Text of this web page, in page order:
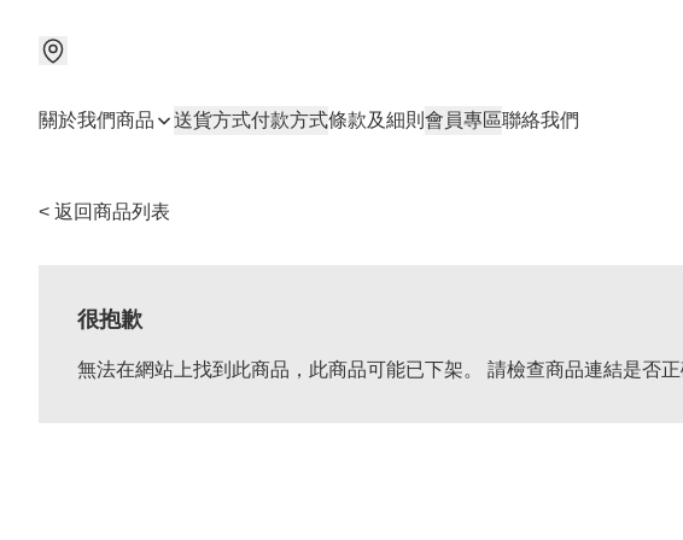
關於我們商品 送貨方式付款方式條款及細則 會員專區聯絡我們
< 返回商品列表
很抱歉
無法在網站上找到此商品，此商品可能已下架。 請檢查商品連結是否正